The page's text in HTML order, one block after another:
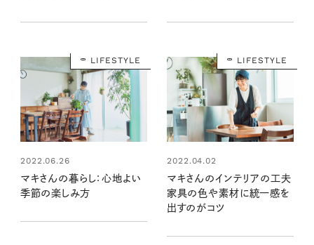
LIFESTYLE
2022.06.26
マキさんの暮らし：心地よい
季節の楽しみ方
LIFESTYLE
2022.04.02
マキさんのインテリアの工夫
家具の色や素材に統一感を
出すのがコツ